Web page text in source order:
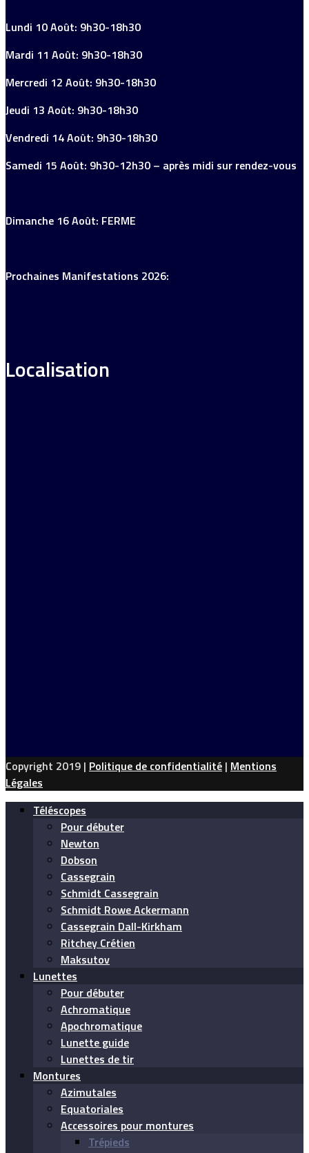
Lundi 10 Août: 9h30-18h30
Mardi 11 Août: 9h30-18h30
Mercredi 12 Août: 9h30-18h30
Jeudi 13 Août: 9h30-18h30
Vendredi 14 Août: 9h30-18h30
Samedi 15 Août: 9h30-12h30 – après midi sur rendez-vous
Dimanche 16 Août: FERME
Prochaines Manifestations 2026:
Localisation
Copyright 2019 | Politique de confidentialité | Mentions
Légales
Téléscopes
Pour débuter
Newton
Dobson
Cassegrain
Schmidt Cassegrain
Schmidt Rowe Ackermann
Cassegrain Dall-Kirkham
Ritchey Crétien
Maksutov
Lunettes
Pour débuter
Achromatique
Apochromatique
Lunette guide
Lunettes de tir
Montures
Azimutales
Equatoriales
Accessoires pour montures
Trépieds